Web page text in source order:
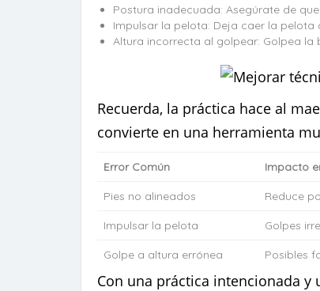
Postura inadecuada: Asegúrate de
Impulsar la pelota: Deja caer la
Altura incorrecta al golpear: Golpea
Recuerda, la práctica hace al
convierte en una herramienta
Error Común Impacto
Pies no alineados Reduce
Impulsar la pelota Golpes
Golpe a altura errónea Posibles
Con una práctica intencionada